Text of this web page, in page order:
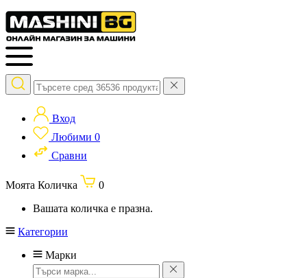
Вход
Любими 0
Сравни
Моята Количка
0
Вашата количка е празна.
Категории
Марки